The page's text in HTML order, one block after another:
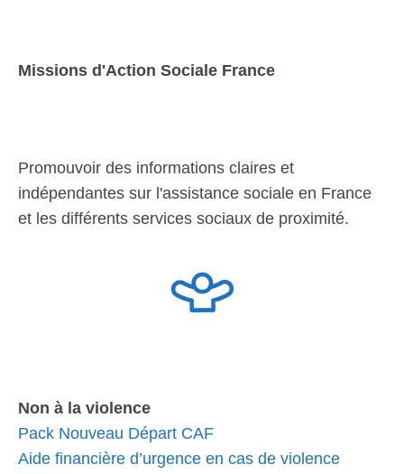
Missions d'Action Sociale France
Promouvoir des informations claires et
indépendantes sur l'assistance sociale en France
et les différents services sociaux de proximité.
Non à la violence
Pack Nouveau Départ CAF
Aide financière d’urgence en cas de violence